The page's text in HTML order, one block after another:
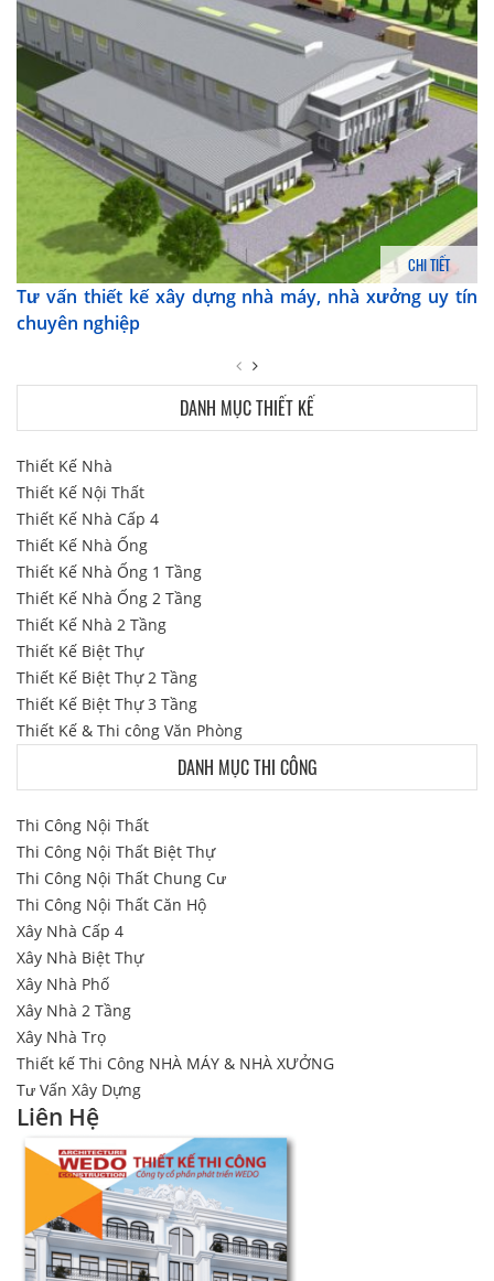
CHI TIẾT
Tư vấn thiết kế xây dựng nhà máy, nhà xưởng uy tín
chuyên nghiệp
DANH MỤC THIẾT KẾ
Thiết Kế Nhà
Thiết Kế Nội Thất
Thiết Kế Nhà Cấp 4
Thiết Kế Nhà Ống
Thiết Kế Nhà Ống 1 Tầng
Thiết Kế Nhà Ống 2 Tầng
Thiết Kế Nhà 2 Tầng
Thiết Kế Biệt Thự
Thiết Kế Biệt Thự 2 Tầng
Thiết Kế Biệt Thự 3 Tầng
Thiết Kế & Thi công Văn Phòng
DANH MỤC THI CÔNG
Thi Công Nội Thất
Thi Công Nội Thất Biệt Thự
Thi Công Nội Thất Chung Cư
Thi Công Nội Thất Căn Hộ
Xây Nhà Cấp 4
Xây Nhà Biệt Thự
Xây Nhà Phố
Xây Nhà 2 Tầng
Xây Nhà Trọ
Thiết kế Thi Công NHÀ MÁY & NHÀ XƯỞNG
Tư Vấn Xây Dựng
Liên Hệ